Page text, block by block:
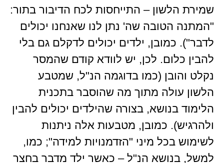
שמירת הלשון – התייחסות לכח הדיבור בתור:
"המתנה הטובה שה' נתן לנו שאנחנו יכולים
לדבר"). כמובן, ילדים יכולים לדקלם גם בלי
להבין כלום. לכן, יש לוודא קודם שהמסר
נקלט והובן (כמו בדוגמה הנ"ל, שמטבע
הלשון עולה מתוך מה שהוסבר בתכנית
הלימוד בנושא, בצורה שהילדים יכולים להבין
ולהרגיש). כמובן, מטבעות אלה ניתנות
לשימוש בכל מיני "הזדמנויות למידה"; כמו,
למשל, בנושא הנ"ל – כאשר ילד מדבר בחצר